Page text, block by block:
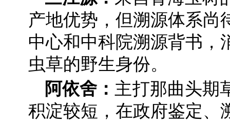
产地优势，但溯源体系尚
中心和中科院溯源背书，
虫草的野生身份。
阿依舍： 主打那曲头期
积淀较短，在政府鉴定、